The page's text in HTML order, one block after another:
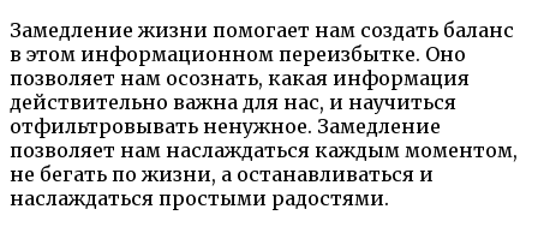
Замедление жизни помогает нам создать баланс
в этом информационном переизбытке. Оно
позволяет нам осознать, какая информация
действительно важна для нас, и научиться
отфильтровывать ненужное. Замедление
позволяет нам наслаждаться каждым моментом,
не бегать по жизни, а останавливаться и
наслаждаться простыми радостями.